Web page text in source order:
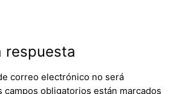
respuesta
correo electrónico no será
campos obligatorios están marcados